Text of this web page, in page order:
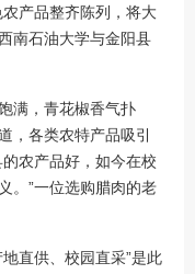
产品整齐陈列，将大
南石油大学与金阳县
满，青花椒香气扑
，各类农特产品吸引
农产品好，如今在校
。”一位选购腊肉的老
直供、校园直采”是此